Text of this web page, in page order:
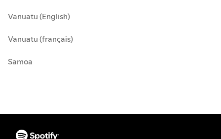
Vanuatu (English)
Vanuatu (français)
Samoa